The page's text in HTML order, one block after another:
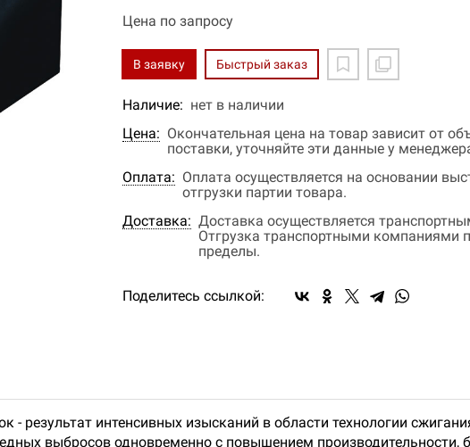
Цена по запросу
В заявку Быстрый заказ
Наличие: нет в наличии
Цена: Окончательная цена на товар зависит от
поставки, уточняйте эти данные у
Оплата: Оплата осуществляется на основании
отгрузки партии товара.
Доставка: Доставка осуществляется
Отгрузка транспортными компаниями
пределы.
Поделитесь ссылкой:
- результат интенсивных изысканий в области технологии
выбросов одновременно с повышением производительности,